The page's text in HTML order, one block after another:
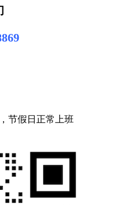
节假日正常上班